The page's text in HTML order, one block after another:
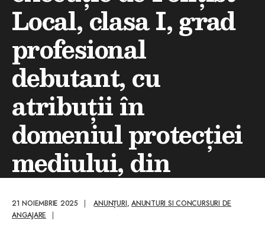
Local, clasa I, grad
profesional
debutant, cu
atribuții în
domeniul protecției
mediului, din
cadrul Serviciului
Poliție Localǎ
21 NOIEMBRIE 2025 | ANUNȚURI,ANUNTURI SI CONCURSURI DE
ANGAJARE
|